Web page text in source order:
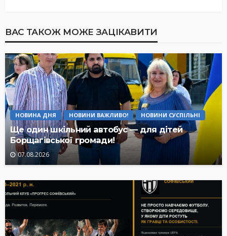
ВАС ТАКОЖ МОЖЕ ЗАЦІКАВИТИ
НОВИНА ДНЯ НОВИНИ ВАЖЛИВО! НОВИНИ СУСПІЛЬНІ
Ще один шкільний автобус — для дітей
Борщагівської громади!
07.08.2026